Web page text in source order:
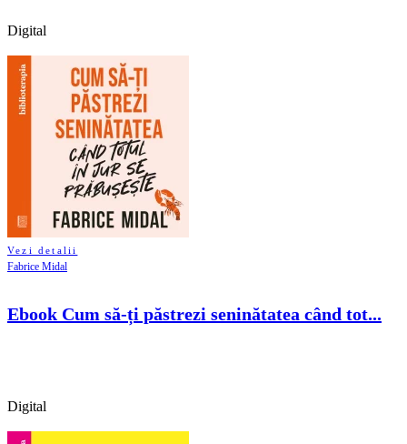
Digital
Vezi detalii
Fabrice Midal
Ebook Cum să-ți păstrezi seninătatea când tot...
Digital